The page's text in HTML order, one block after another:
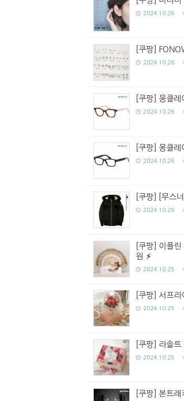
2024.10.26
[쿠팡]
2024.10.26
[쿠팡] 몽클
2024.10.26
[쿠팡] 몽클
2024.10.26
[쿠팡] [무스
2024.10.26
[쿠팡] 이플
원
2024.10.25
[쿠팡] 서프
2024.10.25
[쿠팡] 라솔
2024.10.25
[쿠팡] 본트